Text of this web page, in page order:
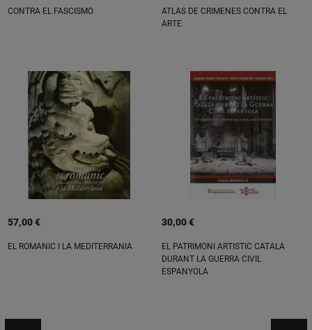
CONTRA EL FASCISMO
ATLAS DE CRIMENES CONTRA EL
ARTE
57,00 €
EL ROMANIC I LA MEDITERRANIA
30,00 €
EL PATRIMONI ARTISTIC CATALA
DURANT LA GUERRA CIVIL
ESPANYOLA